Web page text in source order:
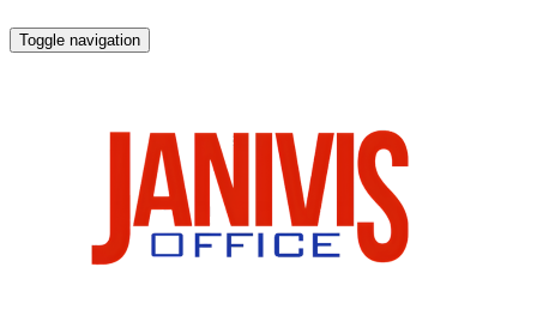
Toggle navigation